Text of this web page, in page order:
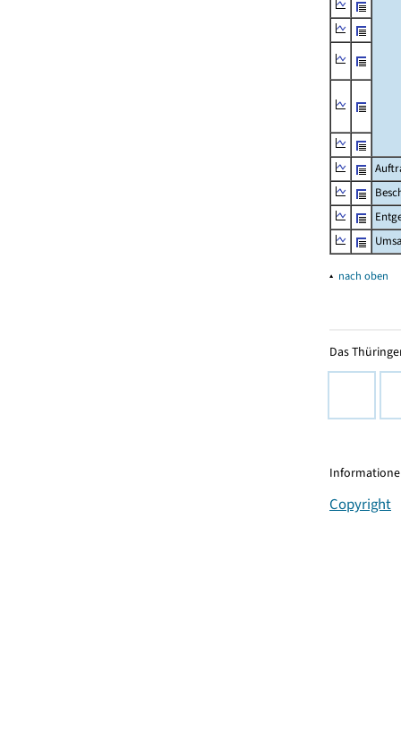
▴ nach oben
Das
Copyright